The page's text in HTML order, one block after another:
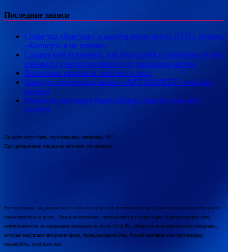
Последние записи
Солистка «Винтаж» о выступлении после ДТП с мужем:
«Концерта я не помню»
Садальский вспомнил, как Высоцкий и Демидова чудом
избежали участи погибшего от декорации актера
Волочкова раскрыла свой вес и рост
Конкурс творческих заявок «АРТ-МАРКЕТ» пройдёт
онлайн
Мировую премьеру балета Пьера Лакотта покажут
онлайн
На сайте могут быть опубликованы материалы 18+!
При цитировании ссылка на источник обязательна.
Все материалы на данном сайте взяты из открытых источников и предоставляются исключительно в
ознакомительных целях. Права на материалы принадлежат их владельцам. Администрация сайта
ответственности за содержание материала не несет. Если Вы обнаружили на нашем сайте материалы,
которые нарушают авторские права, принадлежащие Вам, Вашей компании или организации,
пожалуйста, сообщите нам.